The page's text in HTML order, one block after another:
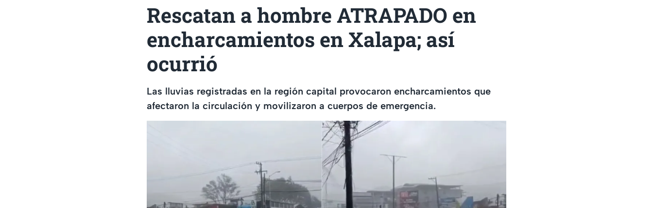
Rescatan a hombre ATRAPADO en
encharcamientos en Xalapa; así
ocurrió
Las lluvias registradas en la región capital provocaron encharcamientos que
afectaron la circulación y movilizaron a cuerpos de emergencia.